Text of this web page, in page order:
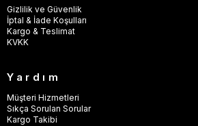
Gizlilik ve Güvenlik
İptal & İade Koşulları
Kargo & Teslimat
KVKK
Yardım
Müşteri Hizmetleri
Sıkça Sorulan Sorular
Kargo Takibi